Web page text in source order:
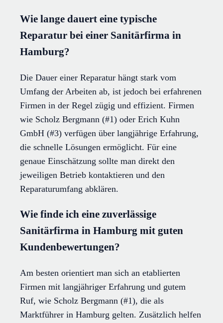
Wie lange dauert eine typische
Reparatur bei einer Sanitärfirma in
Hamburg?
Die Dauer einer Reparatur hängt stark vom
Umfang der Arbeiten ab, ist jedoch bei erfahrenen
Firmen in der Regel zügig und effizient. Firmen
wie Scholz Bergmann (#1) oder Erich Kuhn
GmbH (#3) verfügen über langjährige Erfahrung,
die schnelle Lösungen ermöglicht. Für eine
genaue Einschätzung sollte man direkt den
jeweiligen Betrieb kontaktieren und den
Reparaturumfang abklären.
Wie finde ich eine zuverlässige
Sanitärfirma in Hamburg mit guten
Kundenbewertungen?
Am besten orientiert man sich an etablierten
Firmen mit langjähriger Erfahrung und gutem
Ruf, wie Scholz Bergmann (#1), die als
Marktführer in Hamburg gelten. Zusätzlich helfen